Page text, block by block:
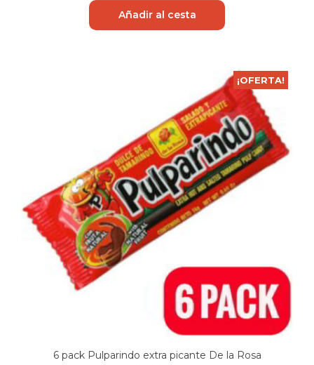
Añadir al cesta
¡OFERTA!
6 pack Pulparindo extra picante De la Rosa